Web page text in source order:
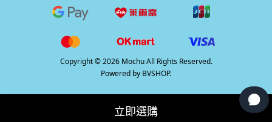
立即選購
Copyright © 2026 Mochu All Rights Reserved.
Powered by BVSHOP.